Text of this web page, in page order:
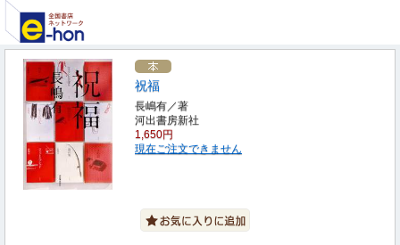
祝福
長嶋有／著
河出書房新社
1,650円
現在ご注文できません